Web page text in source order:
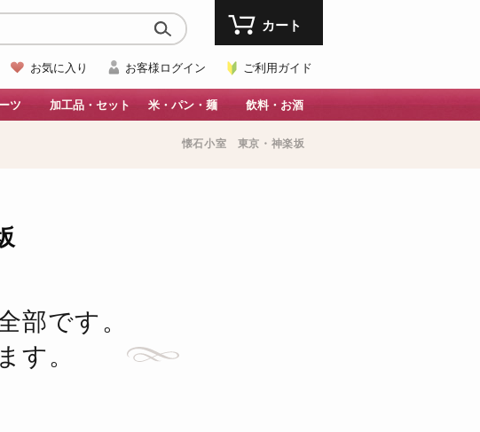
お気に入り お客様ログイン ご利用ガイド
カート
ツ 加工品・セット 米・パン・麺 飲料・お酒
懐石小室 東京・神楽坂
部です。
す。